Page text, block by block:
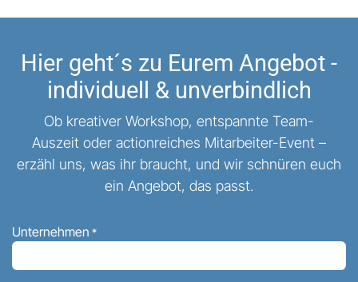
Hier geht´s zu Eurem Angebot -
individuell & unverbindlich
Ob kreativer Workshop, entspannte Team-
Auszeit oder actionreiches Mitarbeiter-Event –
erzähl uns, was ihr braucht, und wir schnüren euch
ein Angebot, das passt.
Unternehmen *